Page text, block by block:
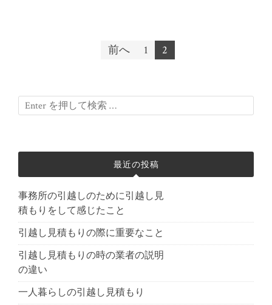
投稿ナビゲーション
前へ 1 2
最近の投稿
事務所の引越しのために引越し見
積もりをして感じたこと
引越し見積もりの際に重要なこと
引越し見積もりの時の業者の説明
の違い
一人暮らしの引越し見積もり